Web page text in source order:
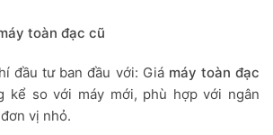
toàn đạc cũ
đầu tư ban đầu với: Giá máy toàn đạc
kể so với máy mới, phù hợp với ngân
vị nhỏ.